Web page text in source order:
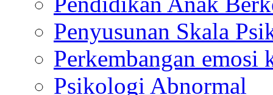
Penyusunan Skala
Perkembangan emosi
Psikologi Abnormal